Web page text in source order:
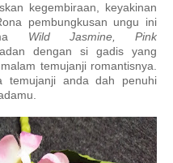
kegembiraan, keyakinan
pembungkusan ungu ini
Wild Jasmine, Pink
dengan si gadis yang
temujanji romantisnya.
temujanji anda dah penuhi